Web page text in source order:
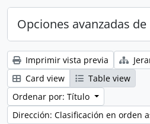
Opciones avanzadas
Imprimir vista previa
Card view
Table view
Ordenar por: Título
Dirección: Clasificación en orden